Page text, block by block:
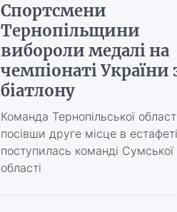
Спортсмени
Тернопільщини
вибороли медалі на
чемпіонаті України
біатлону
Команда Тернопільської
посівши друге місце в
поступилась команді Сумської
області